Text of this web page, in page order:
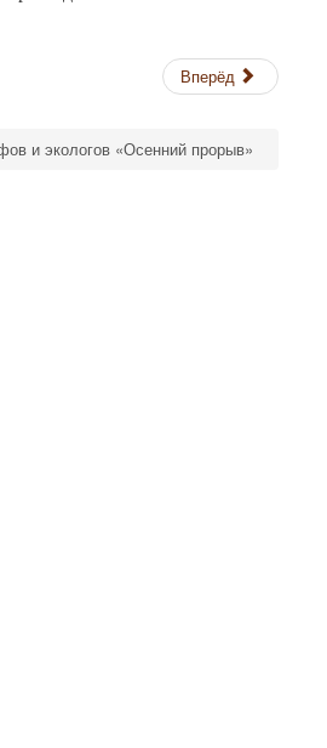
Вперёд
и экологов «Осенний прорыв»